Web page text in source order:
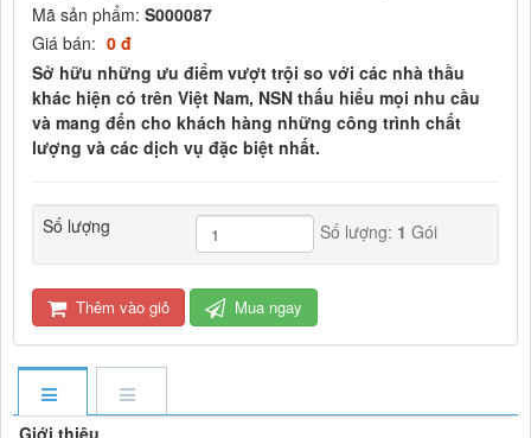
Mã sản phẩm: S000087
Giá bán: 0 đ
Sở hữu những ưu điểm vượt trội so với các nhà thầu
khác hiện có trên Việt Nam, NSN thấu hiểu mọi nhu cầu
và mang đến cho khách hàng những công trình chất
lượng và các dịch vụ đặc biệt nhất.
Số lượng Số lượng: 1 Gói
Thêm vào giỏ Mua ngay